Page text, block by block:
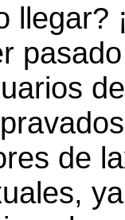
llegar?
de